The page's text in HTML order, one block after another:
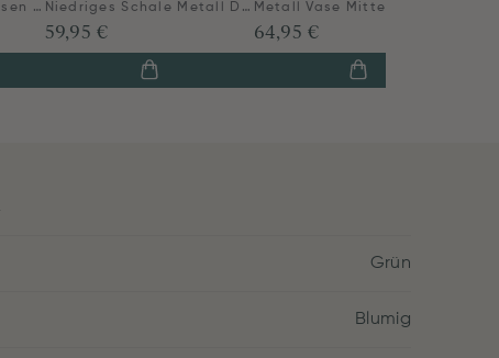
Quadratisches Zierkissen Quilty Dreams Grün Niedriges Schale Metall Dunkelgrün 12.5cm
59,95 € 64,95 €
Grün
Blumig